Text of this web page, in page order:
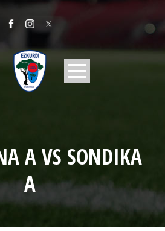
A VS SONDIKA
A